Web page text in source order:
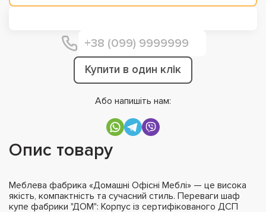
Купити в один клік
Або напишіть нам:
Опис товару
Меблева фабрика «Домашні Офісні Меблі» — це висока
якість, компактність та сучасний стиль. Переваги шаф
купе фабрики "ДОМ": Корпус із сертифікованого ДСП